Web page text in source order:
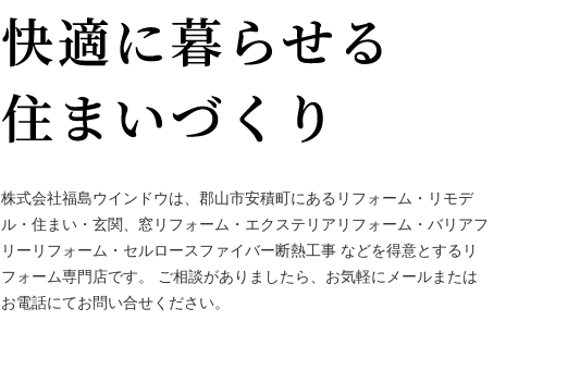
株式会社福島ウインドウは、郡山市安積町にあるリフォーム・リモデ
ル・住まい・玄関、窓リフォーム・エクステリアリフォーム・バリアフ
リーリフォーム・セルロースファイバー断熱工事 などを得意とするリ
フォーム専門店です。 ご相談がありましたら、お気軽にメールまたは
お電話にてお問い合せください。